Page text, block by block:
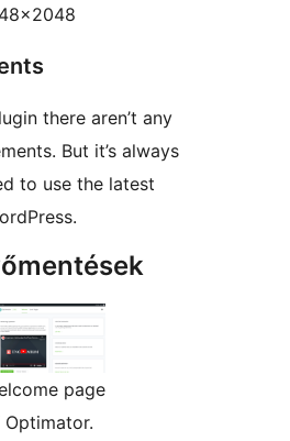
there aren’t any
But it’s always
to use the latest
page